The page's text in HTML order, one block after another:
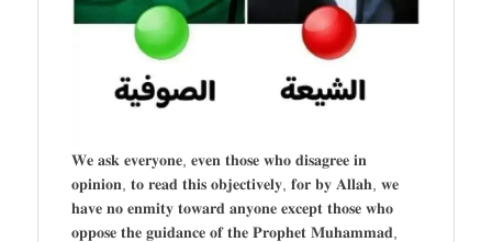
𝐖𝐞 𝐚𝐬𝐤 𝐞𝐯𝐞𝐫𝐲𝐨𝐧𝐞, 𝐞𝐯𝐞𝐧 𝐭𝐡𝐨𝐬𝐞 𝐰𝐡𝐨 𝐝𝐢𝐬𝐚𝐠𝐫𝐞𝐞 𝐢𝐧
𝐨𝐩𝐢𝐧𝐢𝐨𝐧, 𝐭𝐨 𝐫𝐞𝐚𝐝 𝐭𝐡𝐢𝐬 𝐨𝐛𝐣𝐞𝐜𝐭𝐢𝐯𝐞𝐥𝐲, 𝐟𝐨𝐫 𝐛𝐲 𝐀𝐥𝐥𝐚𝐡, 𝐰𝐞
𝐡𝐚𝐯𝐞 𝐧𝐨 𝐞𝐧𝐦𝐢𝐭𝐲 𝐭𝐨𝐰𝐚𝐫𝐝 𝐚𝐧𝐲𝐨𝐧𝐞 𝐞𝐱𝐜𝐞𝐩𝐭 𝐭𝐡𝐨𝐬𝐞 𝐰𝐡𝐨
𝐨𝐩𝐩𝐨𝐬𝐞 𝐭𝐡𝐞 𝐠𝐮𝐢𝐝𝐚𝐧𝐜𝐞 𝐨𝐟 𝐭𝐡𝐞 𝐏𝐫𝐨𝐩𝐡𝐞𝐭 𝐌𝐮𝐡𝐚𝐦𝐦𝐚𝐝,